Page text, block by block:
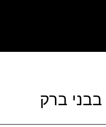
ברק